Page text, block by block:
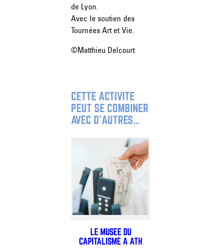
de Lyon.
Avec le soutien des
Tournées Art et Vie.
©Matthieu Delcourt
CETTE ACTIVITÉ
PEUT SE COMBINER
AVEC D’AUTRES…
LE MUSÉE DU
CAPITALISME À ATH